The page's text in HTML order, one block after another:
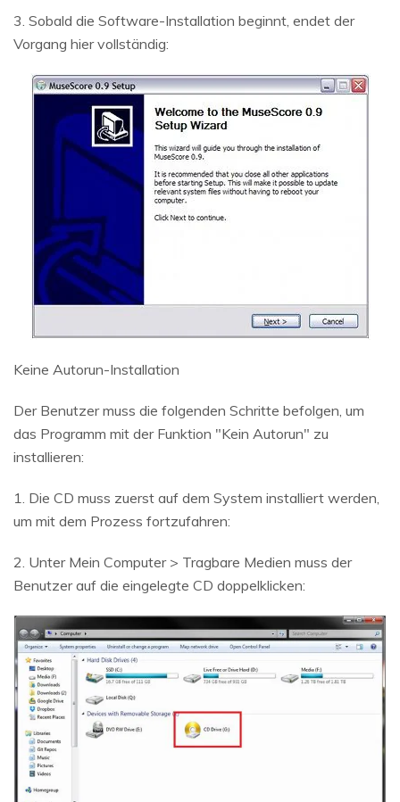
3. Sobald die Software-Installation beginnt, endet der
Vorgang hier vollständig:
Keine Autorun-Installation
Der Benutzer muss die folgenden Schritte befolgen, um
das Programm mit der Funktion "Kein Autorun" zu
installieren:
1. Die CD muss zuerst auf dem System installiert werden,
um mit dem Prozess fortzufahren:
2. Unter Mein Computer > Tragbare Medien muss der
Benutzer auf die eingelegte CD doppelklicken: